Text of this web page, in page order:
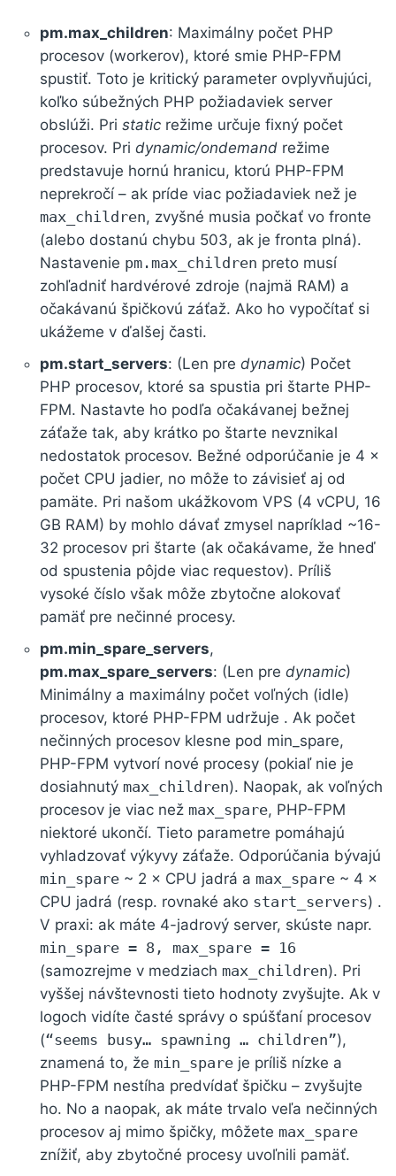
pm.max_children: Maximálny počet PHP
procesov (workerov), ktoré smie PHP-FPM
spustiť. Toto je kritický parameter ovplyvňujúci,
koľko súbežných PHP požiadaviek server
obslúži. Pri static režime určuje fixný počet
procesov. Pri dynamic/ondemand režime
predstavuje hornú hranicu, ktorú PHP-FPM
neprekročí – ak príde viac požiadaviek než je
max_children, zvyšné musia počkať vo fronte
(alebo dostanú chybu 503, ak je fronta plná).
Nastavenie pm.max_children preto musí
zohľadniť hardvérové zdroje (najmä RAM) a
očakávanú špičkovú záťaž. Ako ho vypočítať si
ukážeme v ďalšej časti.
pm.start_servers: (Len pre dynamic) Počet
PHP procesov, ktoré sa spustia pri štarte PHP-
FPM. Nastavte ho podľa očakávanej bežnej
záťaže tak, aby krátko po štarte nevznikal
nedostatok procesov. Bežné odporúčanie je 4 ×
počet CPU jadier, no môže to závisieť aj od
pamäte. Pri našom ukážkovom VPS (4 vCPU, 16
GB RAM) by mohlo dávať zmysel napríklad ~16-
32 procesov pri štarte (ak očakávame, že hneď
od spustenia pôjde viac requestov). Príliš
vysoké číslo však môže zbytočne alokovať
pamäť pre nečinné procesy.
pm.min_spare_servers,
pm.max_spare_servers: (Len pre dynamic)
Minimálny a maximálny počet voľných (idle)
procesov, ktoré PHP-FPM udržuje . Ak počet
nečinných procesov klesne pod min_spare,
PHP-FPM vytvorí nové procesy (pokiaľ nie je
dosiahnutý max_children). Naopak, ak voľných
procesov je viac než max_spare, PHP-FPM
niektoré ukončí. Tieto parametre pomáhajú
vyhladzovať výkyvy záťaže. Odporúčania bývajú
min_spare ~ 2 × CPU jadrá a max_spare ~ 4 ×
CPU jadrá (resp. rovnaké ako start_servers) .
V praxi: ak máte 4-jadrový server, skúste napr.
min_spare = 8, max_spare = 16
(samozrejme v medziach max_children). Pri
vyššej návštevnosti tieto hodnoty zvyšujte. Ak v
logoch vidíte časté správy o spúšťaní procesov
(“seems busy… spawning … children”),
znamená to, že min_spare je príliš nízke a
PHP-FPM nestíha predvídať špičku – zvyšujte
ho. No a naopak, ak máte trvalo veľa nečinných
procesov aj mimo špičky, môžete max_spare
znížiť, aby zbytočné procesy uvoľnili pamäť.